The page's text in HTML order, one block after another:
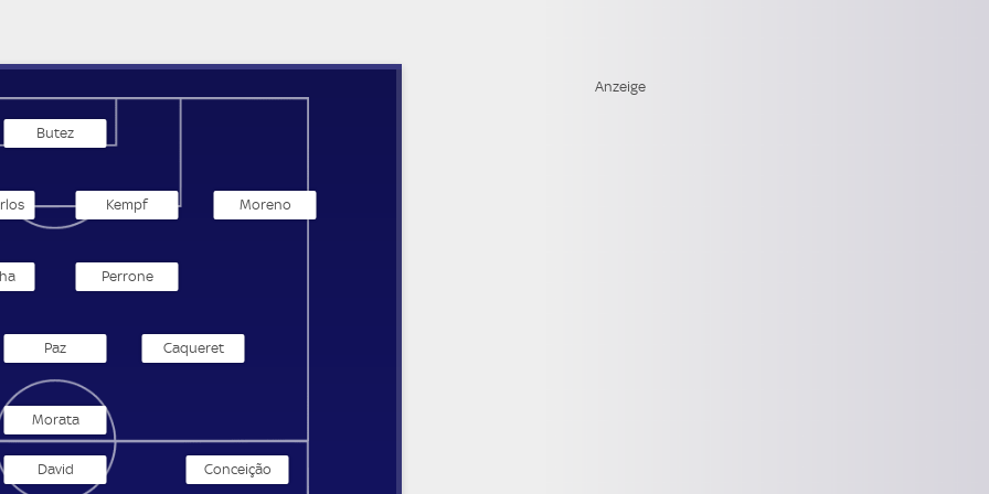
Butez
Kempf Moreno
Perrone
Paz Caqueret
Morata
Conceição
David